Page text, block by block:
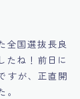
全国選抜長良
たね！前日に
すが、正直開